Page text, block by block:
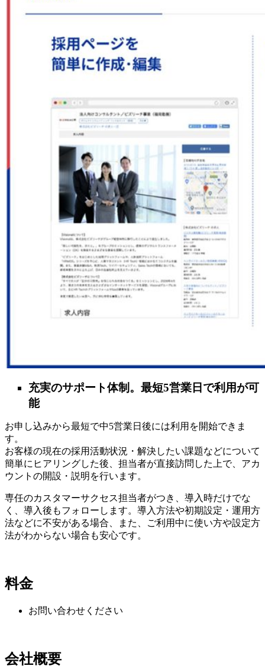
充実のサポート体制。最短5営業日で利用が可
能
お申し込みから最短で中5営業日後には利用を開始できま
す。
お客様の現在の採用活動状況・解決したい課題などについて
簡単にヒアリングした後、担当者が直接訪問した上で、アカ
ウントの開設・説明を行います。
専任のカスタマーサクセス担当者がつき、導入時だけでな
く、導入後もフォローします。導入方法や初期設定・運用方
法などに不安がある場合、また、ご利用中に使い方や設定方
法がわからない場合も安心です。
料金
お問い合わせください
会社概要